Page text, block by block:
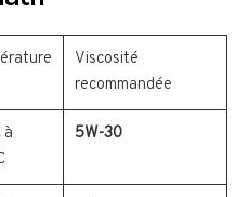
Viscosité
recommandée
à
5W-30